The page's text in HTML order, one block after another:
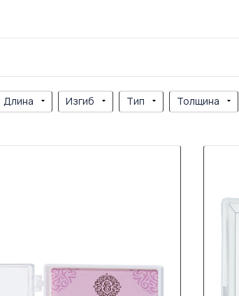
Длина Изгиб Тип Толщина